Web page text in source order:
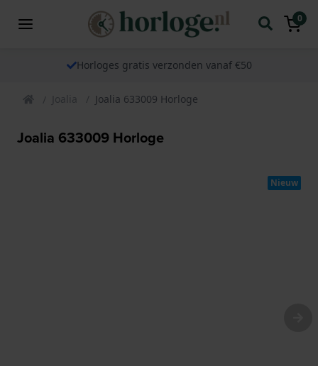
0
Horloges gratis verzonden vanaf €50
Joalia Joalia 633009 Horloge
Joalia 633009 Horloge
Nieuw